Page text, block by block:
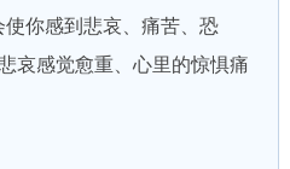
你感到悲哀、痛苦、恐
哀感觉愈重、心里的惊惧痛